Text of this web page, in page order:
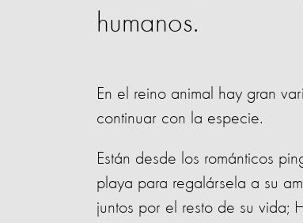
humanos.
En el reino animal hay gran
continuar con la especie.
Están desde los románticos
playa para regalársela a su
juntos por el resto de su vida;